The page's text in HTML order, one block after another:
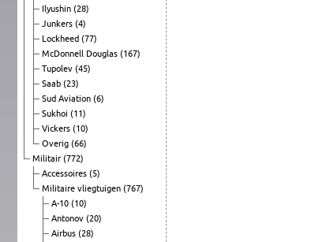
Ilyushin (28)
Junkers (4)
Lockheed (77)
McDonnell Douglas (167)
Tupolev (45)
Saab (23)
Sud Aviation (6)
Sukhoi (11)
Vickers (10)
Overig (66)
Militair (772)
Accessoires (5)
Militaire vliegtuigen (767)
A-10 (10)
Antonov (20)
Airbus (28)